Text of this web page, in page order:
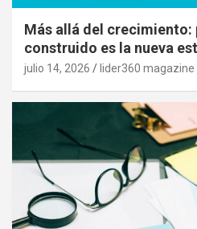
Más allá del
construido es la nueva
julio 14, 2026 lider360 magazine